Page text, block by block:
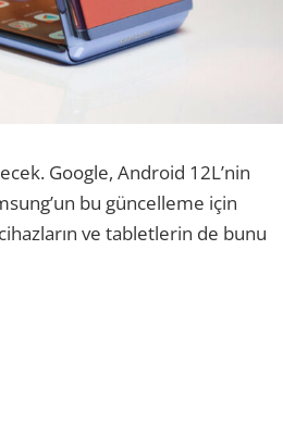
Google, Android 12L’nin
bu güncelleme için
ve tabletlerin de bunu